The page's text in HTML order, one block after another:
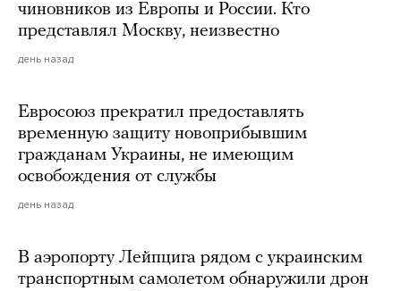
чиновников из Европы и России. Кто
представлял Москву, неизвестно
день назад
Евросоюз прекратил предоставлять
временную защиту новоприбывшим
гражданам Украины, не имеющим
освобождения от службы
день назад
В аэропорту Лейпцига рядом с украинским
транспортным самолетом обнаружили дрон